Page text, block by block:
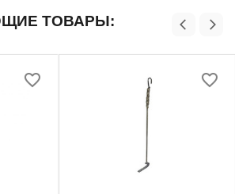
ТОВАРЫ: